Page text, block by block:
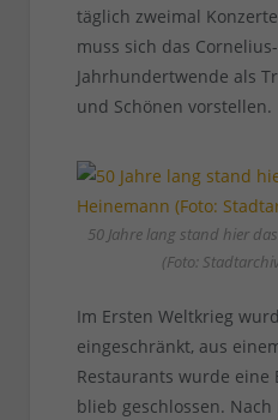
täglich zweimal
muss sich das
Jahrhundertwende als
und Schönen vorstellen.
50 Jahre lang stand hier
(Foto:
Im Ersten Weltkrieg
eingeschränkt, aus
Restaurants wurde eine
blieb geschlossen.